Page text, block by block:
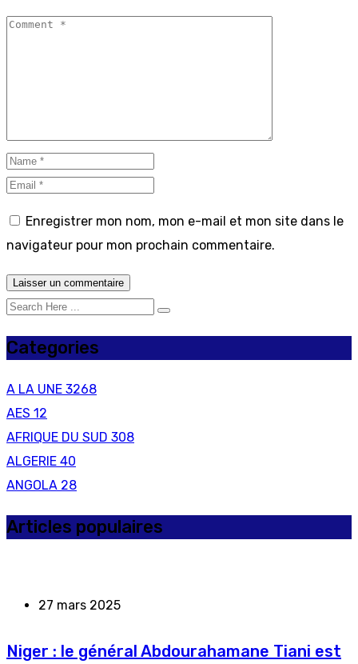
Enregistrer mon nom, mon e-mail et mon site dans le
navigateur pour mon prochain commentaire.
Categories
A LA UNE 3268
AES 12
AFRIQUE DU SUD 308
ALGERIE 40
ANGOLA 28
Articles populaires
27 mars 2025
Niger : le général Abdourahamane Tiani est